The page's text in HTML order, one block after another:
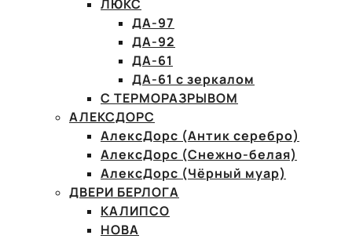
ЛЮКС
ДА-97
ДА-92
ДА-61
ДА-61 с зеркалом
С ТЕРМОРАЗРЫВОМ
АЛЕКСДОРС
АлексДорс (Антик серебро)
АлексДорс (Снежно-белая)
АлексДорс (Чёрный муар)
ДВЕРИ БЕРЛОГА
КАЛИПСО
НОВА